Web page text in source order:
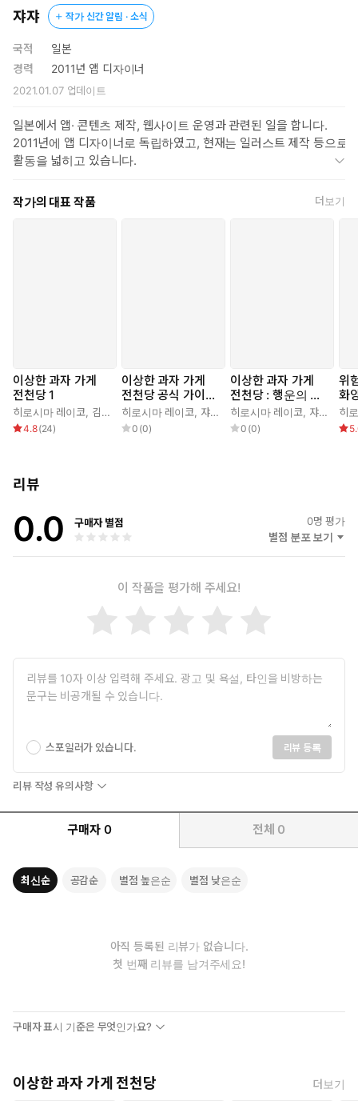
이야기가 흥미진진하며 신선하게 다가옵니다. 『이상한 과자 가
게 전천당』에서 보여주는 인간의 욕심, 행복, 올바른 가치관을
추구하는 권선징악의 내용은 대중적이며 보편적인 주제라서 아
이부터 어른까지 즐겁게 읽을 수 있습니다.
쟈쟈 작가 신간 알림 · 소식
국적
일본
경력
2011년 앱 디자이너
2021.01.07업데이트
일본에서 앱· 콘텐츠 제작, 웹사이트 운영과 관련된 일을 합니다.
2011년에 앱 디자이너로 독립하였고, 현재는 일러스트 제작 등으로
활동을 넓히고 있습니다.
작가의 대표 작품 더보기
이상한 과자 가게
전천당 1
히로시마 레이코, 김정화
4.8(24)
이상한 과자 가게
전천당 공식 가이드
북
히로시마 레이코, 쟈쟈
0 (0)
이상한 과자 가게
전천당 : 행운의 갈
림길 1
히로시마 레이코, 쟈쟈 김
0 (0)
위
화
외
히
리뷰
0.0 구매자 별점 0명 평가
별점 분포 보기
이 작품을 평가해 주세요!
스포일러가 있습니다. 리뷰 등록
리뷰 작성 유의사항
구매자 0 전체 0
최신순 공감순 별점 높은순 별점 낮은순
아직 등록된 리뷰가 없습니다.
첫 번째 리뷰를 남겨주세요!
구매자 표시 기준은 무엇인가요?
이상한 과자 가게 전천당 더보기